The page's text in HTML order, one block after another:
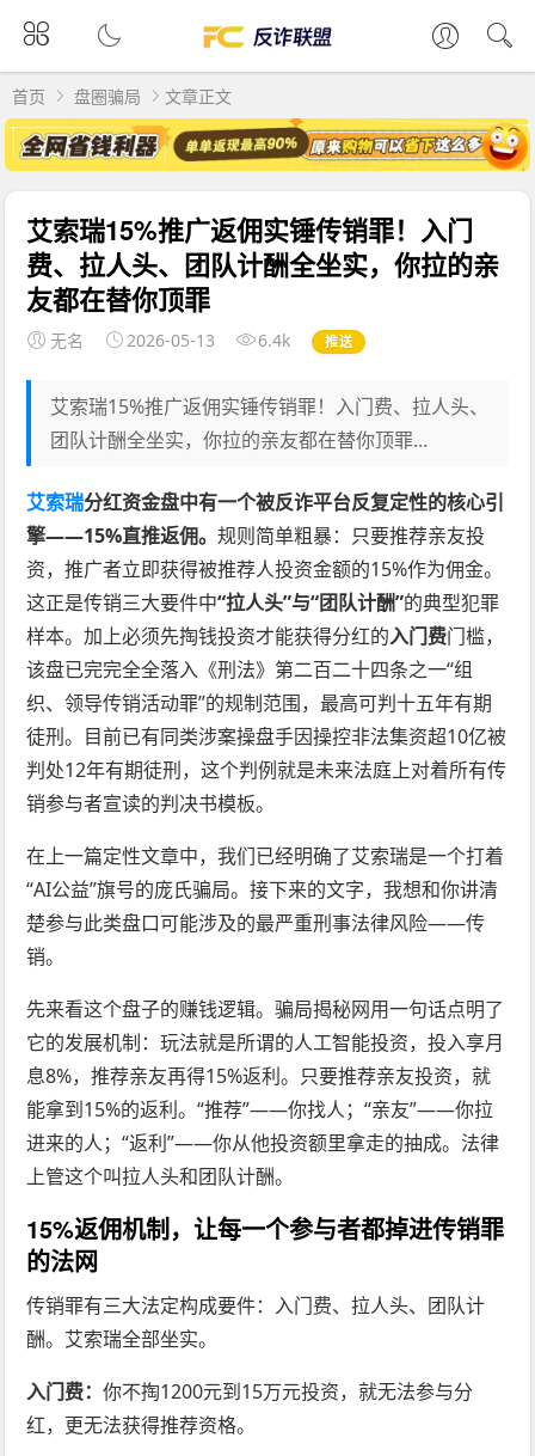
首页 盘圈骗局 文章正文
艾索瑞15%推广返佣实锤传销罪！入门
费、拉人头、团队计酬全坐实，你拉的亲
友都在替你顶罪
无名 2026-05-13 6.4k 推送
艾索瑞15%推广返佣实锤传销罪！入门费、拉人头、
团队计酬全坐实，你拉的亲友都在替你顶罪...
艾索瑞分红资金盘中有一个被反诈平台反复定性的核心引
擎——15%直推返佣。规则简单粗暴：只要推荐亲友投
资，推广者立即获得被推荐人投资金额的15%作为佣金。
这正是传销三大要件中“拉人头”与“团队计酬”的典型犯罪
样本。加上必须先掏钱投资才能获得分红的入门费门槛，
该盘已完完全全落入《刑法》第二百二十四条之一“组
织、领导传销活动罪”的规制范围，最高可判十五年有期
徒刑。目前已有同类涉案操盘手因操控非法集资超10亿被
判处12年有期徒刑，这个判例就是未来法庭上对着所有传
销参与者宣读的判决书模板。
在上一篇定性文章中，我们已经明确了艾索瑞是一个打着
“AI公益”旗号的庞氏骗局。接下来的文字，我想和你讲清
楚参与此类盘口可能涉及的最严重刑事法律风险——传
销。
先来看这个盘子的赚钱逻辑。骗局揭秘网用一句话点明了
它的发展机制：玩法就是所谓的人工智能投资，投入享月
息8%，推荐亲友再得15%返利。只要推荐亲友投资，就
能拿到15%的返利。“推荐”——你找人；“亲友”——你拉
进来的人；“返利”——你从他投资额里拿走的抽成。法律
上管这个叫拉人头和团队计酬。
15%返佣机制，让每一个参与者都掉进传销罪
的法网
传销罪有三大法定构成要件：入门费、拉人头、团队计
酬。艾索瑞全部坐实。
入门费：你不掏1200元到15万元投资，就无法参与分
红，更无法获得推荐资格。